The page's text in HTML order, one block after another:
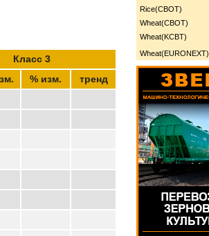
Класс 3
% изм. тренд
Rice(CBOT)
Wheat(CBOT)
Wheat(KCBT)
Wheat(EURONEXT)